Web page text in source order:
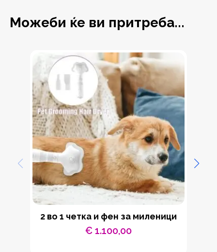
Можеби ќе ви притреба...
2 во 1 четка и фен за миленици
€ 1.100,00